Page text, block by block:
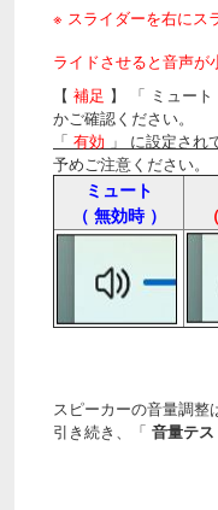
※ スライダーを右にス
ライドさせると音声
【 補足 】 「 ミュー
かご確認ください。
「 有効 」 に設定され
予めご注意ください。
ミュート
（ 無効時 ）
スピーカーの音量調整
引き続き、「 音量テス